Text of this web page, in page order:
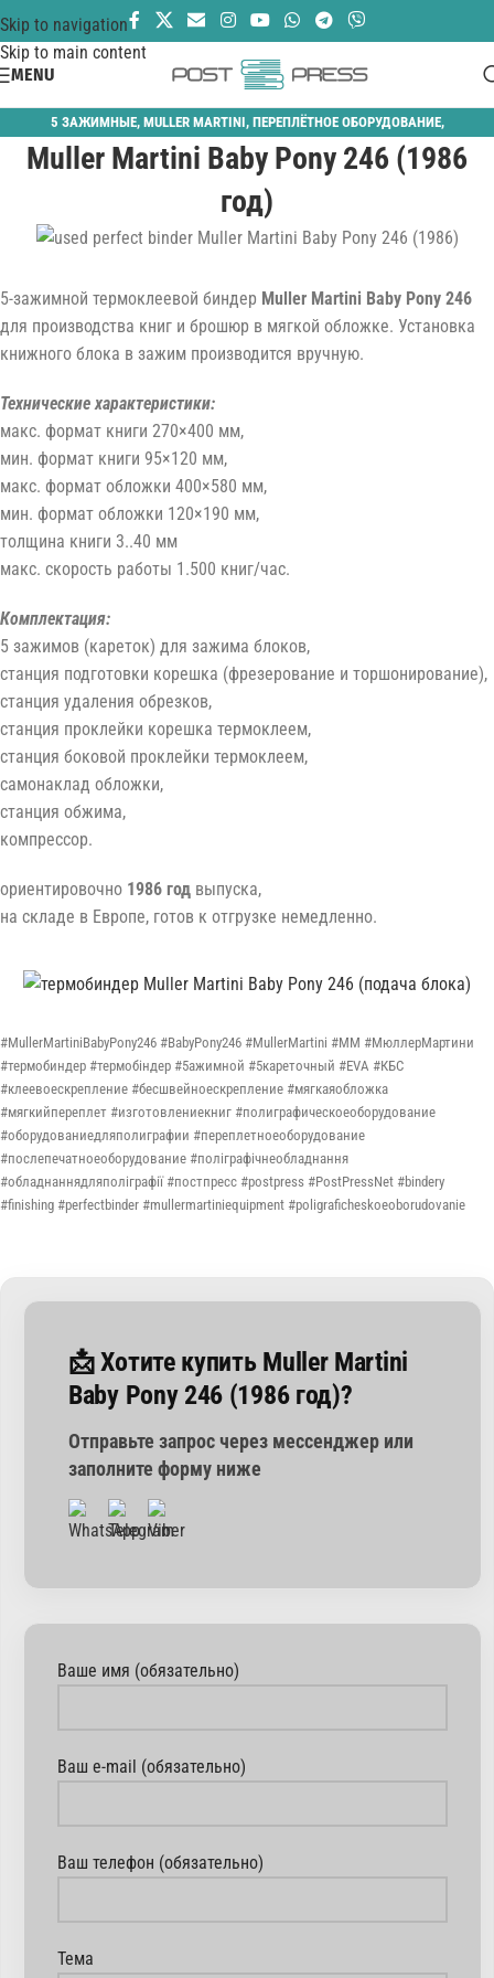
Skip to navigation
Skip to main content
MENU
5 ЗАЖИМНЫЕ, MULLER MARTINI, ПЕРЕПЛЁТНОЕ ОБОРУДОВАНИЕ,
ТЕРМОБИНДЕРЫ
Muller Martini Baby Pony 246 (1986
год)
5-зажимной термоклеевой биндер Muller Martini Baby Pony 246
для производства книг и брошюр в мягкой обложке. Установка
книжного блока в зажим производится вручную.
Технические характеристики:
макс. формат книги 270×400 мм,
мин. формат книги 95×120 мм,
макс. формат обложки 400×580 мм,
мин. формат обложки 120×190 мм,
толщина книги 3..40 мм
макс. скорость работы 1.500 книг/час.
Комплектация:
5 зажимов (кареток) для зажима блоков,
станция подготовки корешка (фрезерование и торшонирование),
станция удаления обрезков,
станция проклейки корешка термоклеем,
станция боковой проклейки термоклеем,
самонаклад обложки,
станция обжима,
компрессор.
ориентировочно 1986 год выпуска,
на складе в Европе, готов к отгрузке немедленно.
#MullerMartiniBabyPony246 #BabyPony246 #MullerMartini #MM #МюллерМартини
#термобиндер #термобіндер #5ажимной #5кареточный #EVA #КБС
#клеевоескрепление #бесшвейноескрепление #мягкаяобложка
#мягкийпереплет #изготовлениекниг #полиграфическоеоборудование
#оборудованиедляполиграфии #переплетноеоборудование
#послепечатноеоборудование #поліграфічнеобладнання
#обладнаннядляполіграфії #постпресс #postpress #PostPressNet #bindery
#finishing #perfectbinder #mullermartiniequipment #poligraficheskoeoborudovanie
📩 Хотите купить Muller Martini
Baby Pony 246 (1986 год)?
Отправьте запрос через мессенджер или
заполните форму ниже
Ваше имя (обязательно)
Ваш e-mail (обязательно)
Ваш телефон (обязательно)
Тема